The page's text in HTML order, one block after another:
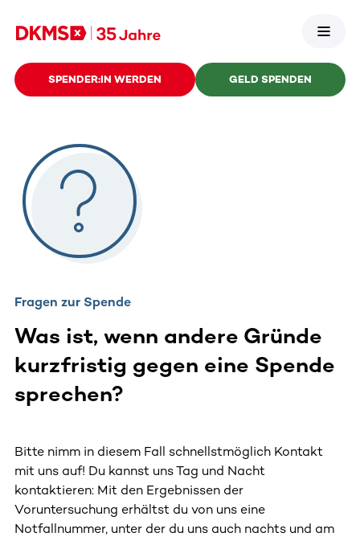
SPENDER:IN WERDEN GELD SPENDEN
Fragen zur Spende
Was ist, wenn andere Gründe
kurzfristig gegen eine Spende
sprechen?
Bitte nimm in diesem Fall schnellstmöglich Kontakt
mit uns auf! Du kannst uns Tag und Nacht
kontaktieren: Mit den Ergebnissen der
Voruntersuchung erhältst du von uns eine
Notfallnummer, unter der du uns auch nachts und am